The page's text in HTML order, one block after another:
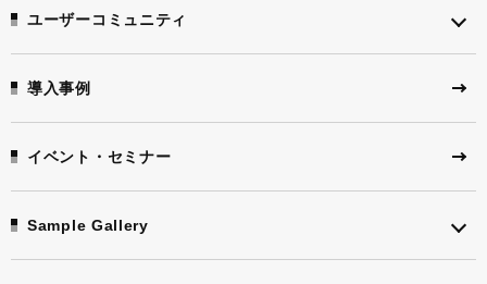
ユーザーコミュニティ
導入事例
イベント・セミナー
Sample Gallery